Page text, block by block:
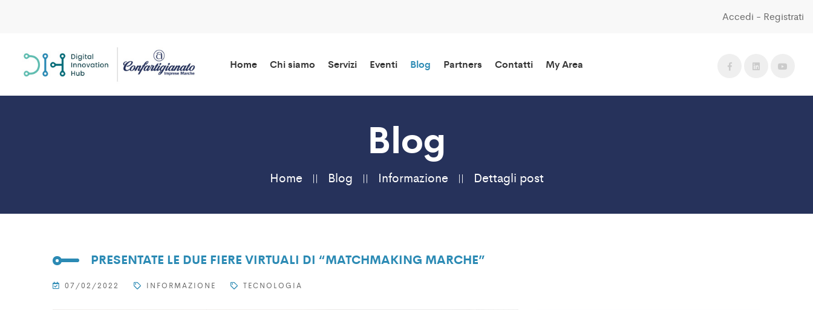
Accedi - Registrati
Home Chi siamo Servizi Eventi Blog Partners Contatti My Area
Blog
Home Blog Informazione Dettagli post
PRESENTATE LE DUE FIERE VIRTUALI DI “MATCHMAKING MARCHE”
07/02/2022 INFORMAZIONE TECNOLOGIA